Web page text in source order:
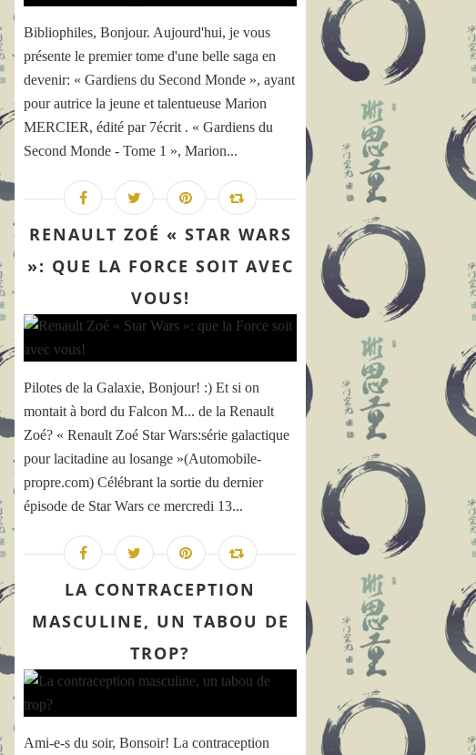
Bibliophiles, Bonjour. Aujourd'hui, je vous
présente le premier tome d'une belle saga en
devenir: « Gardiens du Second Monde », ayant
pour autrice la jeune et talentueuse Marion
MERCIER, édité par 7écrit . « Gardiens du
Second Monde - Tome 1 », Marion...
RENAULT ZOÉ « STAR WARS
»: QUE LA FORCE SOIT AVEC
VOUS!
Pilotes de la Galaxie, Bonjour! :) Et si on
montait à bord du Falcon M... de la Renault
Zoé? « Renault Zoé Star Wars:série galactique
pour lacitadine au losange »(Automobile-
propre.com) Célébrant la sortie du dernier
épisode de Star Wars ce mercredi 13...
LA CONTRACEPTION
MASCULINE, UN TABOU DE
TROP?
Ami-e-s du soir, Bonsoir! La contraception